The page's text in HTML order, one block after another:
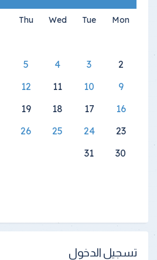
Mon
Tue
Wed
Thu
2
3
4
5
9
10
11
12
16
17
18
19
23
24
25
26
30
31
تسجيل الدخول